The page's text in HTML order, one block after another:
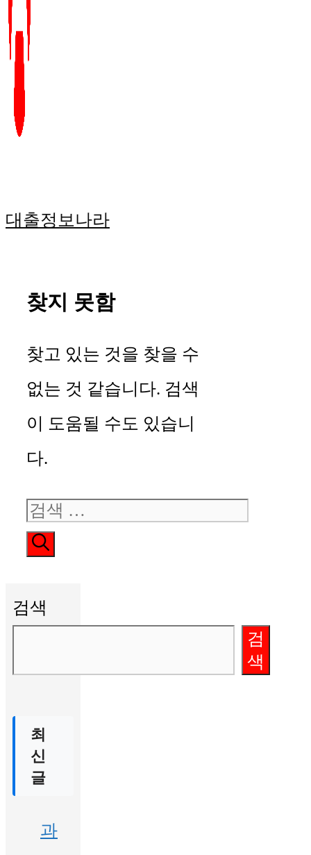
대출정보나라
찾지 못함
찾고 있는 것을 찾을 수
없는 것 같습니다. 검색
이 도움될 수도 있습니
다.
검
색:
검색
검
색
최
신
글
과